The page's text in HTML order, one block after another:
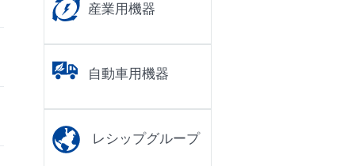
産業用機器
自動車用機器
レシップグループ